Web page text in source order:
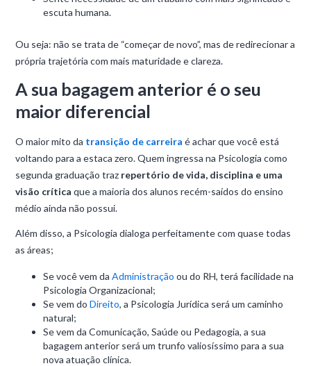
escuta humana.
Ou seja: não se trata de “começar de novo”, mas de redirecionar a
própria trajetória com mais maturidade e clareza.
A sua bagagem anterior é o seu
maior diferencial
O maior mito da transição de carreira é achar que você está
voltando para a estaca zero. Quem ingressa na Psicologia como
segunda graduação traz repertório de vida, disciplina e uma
visão crítica que a maioria dos alunos recém-saídos do ensino
médio ainda não possui.
Além disso, a Psicologia dialoga perfeitamente com quase todas
as áreas;
Se você vem daAdministração ou do RH, terá facilidade na
Psicologia Organizacional;
Se vem doDireito, a Psicologia Jurídica será um caminho
natural;
Se vem da Comunicação, Saúde ou Pedagogia, a sua
bagagem anterior será um trunfo valiosíssimo para a sua
nova atuação clínica.